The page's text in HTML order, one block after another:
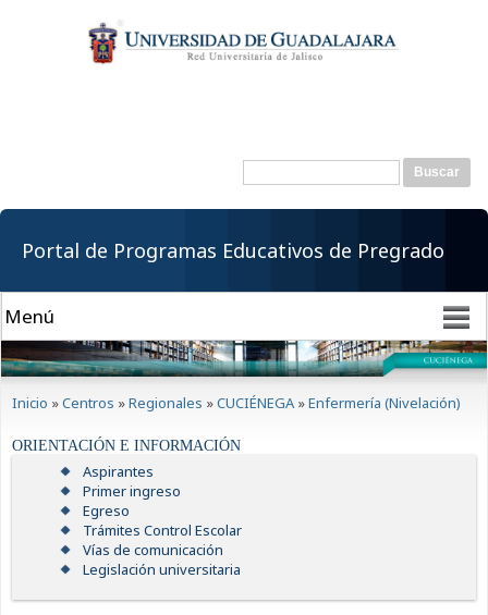
contenido
principal
Formulario de
Buscar
Portal de Programas Educativos de Pregrado
Inicio »Centros »Regionales »CUCIÉNEGA »Enfermería (Nivelación)
ORIENTACIÓN E INFORMACIÓN
Aspirantes
Primer ingreso
Egreso
Trámites Control Escolar
Vías de comunicación
Legislación universitaria